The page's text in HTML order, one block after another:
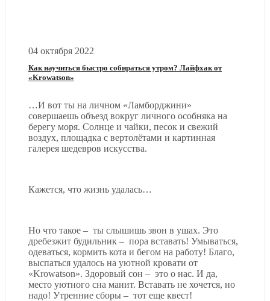
04 октября 2022
Как научиться быстро собираться утром? Лайфхак от
«Krowatson»
…И вот ты на личном «Ламборджини»
совершаешь объезд вокруг личного особняка на
берегу моря. Солнце и чайки, песок и свежий
воздух, площадка с вертолётами и картинная
галерея шедевров искусства.
Кажется, что жизнь удалась…
Но что такое – ты слышишь звон в ушах. Это
дребезжит будильник – пора вставать! Умываться,
одеваться, кормить кота и бегом на работу! Благо,
выспаться удалось на уютной кровати от
«Krowatson». Здоровый сон – это о нас. И да,
место уютного сна манит. Вставать не хочется, но
надо! Утренние сборы – тот еще квест!